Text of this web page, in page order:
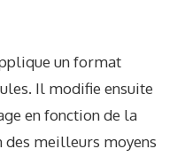
un format
Il modifie ensuite
en fonction de la
des meilleurs moyens